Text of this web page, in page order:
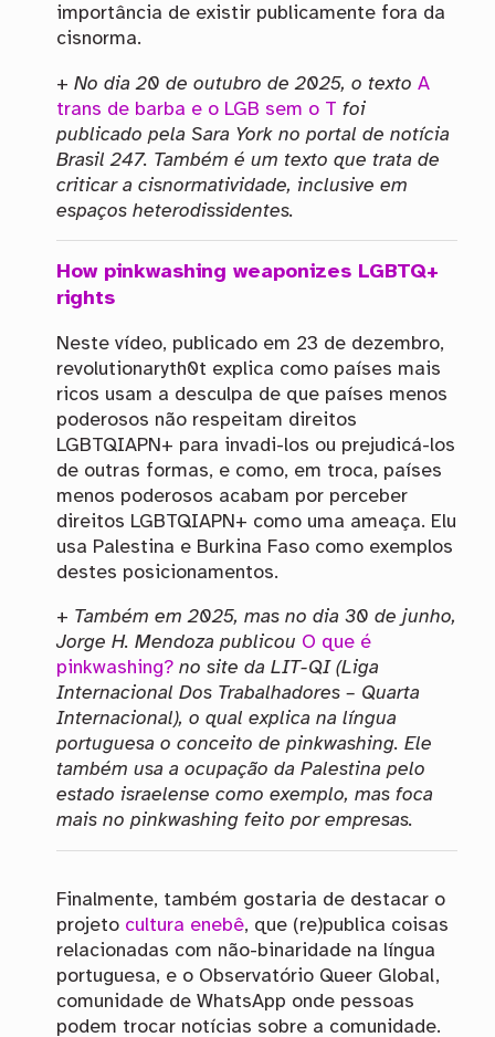
importância de existir publicamente fora da
cisnorma.
+ No dia 20 de outubro de 2025, o texto A
trans de barba e o LGB sem o T foi
publicado pela Sara York no portal de notícia
Brasil 247. Também é um texto que trata de
criticar a cisnormatividade, inclusive em
espaços heterodissidentes.
How pinkwashing weaponizes LGBTQ+
rights
Neste vídeo, publicado em 23 de dezembro,
revolutionaryth0t explica como países mais
ricos usam a desculpa de que países menos
poderosos não respeitam direitos
LGBTQIAPN+ para invadi-los ou prejudicá-los
de outras formas, e como, em troca, países
menos poderosos acabam por perceber
direitos LGBTQIAPN+ como uma ameaça. Elu
usa Palestina e Burkina Faso como exemplos
destes posicionamentos.
+ Também em 2025, mas no dia 30 de junho,
Jorge H. Mendoza publicou O que é
pinkwashing?no site da LIT-QI (Liga
Internacional Dos Trabalhadores – Quarta
Internacional), o qual explica na língua
portuguesa o conceito de pinkwashing. Ele
também usa a ocupação da Palestina pelo
estado israelense como exemplo, mas foca
mais no pinkwashing feito por empresas.
Finalmente, também gostaria de destacar o
projeto cultura enebê, que (re)publica coisas
relacionadas com não-binaridade na língua
portuguesa, e o Observatório Queer Global,
comunidade de WhatsApp onde pessoas
podem trocar notícias sobre a comunidade.